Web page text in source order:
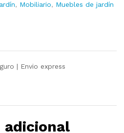
, Mobiliario, Muebles de jardín
| Envio express
adicional